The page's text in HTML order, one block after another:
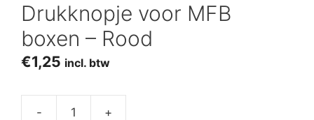
Drukknopje voor MFB
boxen – Rood
€1,25 incl. btw
- +